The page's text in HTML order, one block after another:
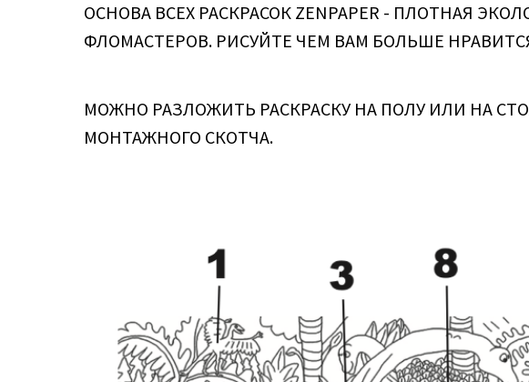
ОСНОВА ВСЕХ РАСКРАСОК ZENPAPER - ПЛОТНАЯ
ФЛОМАСТЕРОВ. РИСУЙТЕ ЧЕМ ВАМ БОЛЬШЕ
МОЖНО РАЗЛОЖИТЬ РАСКРАСКУ НА ПОЛУ ИЛИ НА
МОНТАЖНОГО СКОТЧА.